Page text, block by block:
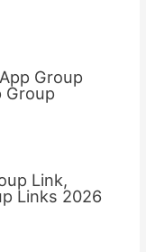
Group
Group
Link,
Links 2026